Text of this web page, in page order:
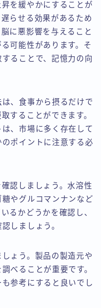
を緩やかにすることが
らせる効果があるため
に悪影響を与えること
可能性があります。そ
ることで、記憶力の向
、食事から摂るだけで
することができます。
、市場に多く存在して
ポイントに注意する必
認しましょう。水溶性
やグルコマンナンなど
るかどうかを確認し、
しましょう。
ょう。製品の製造元や
べることが重要です。
参考にすると良いでし